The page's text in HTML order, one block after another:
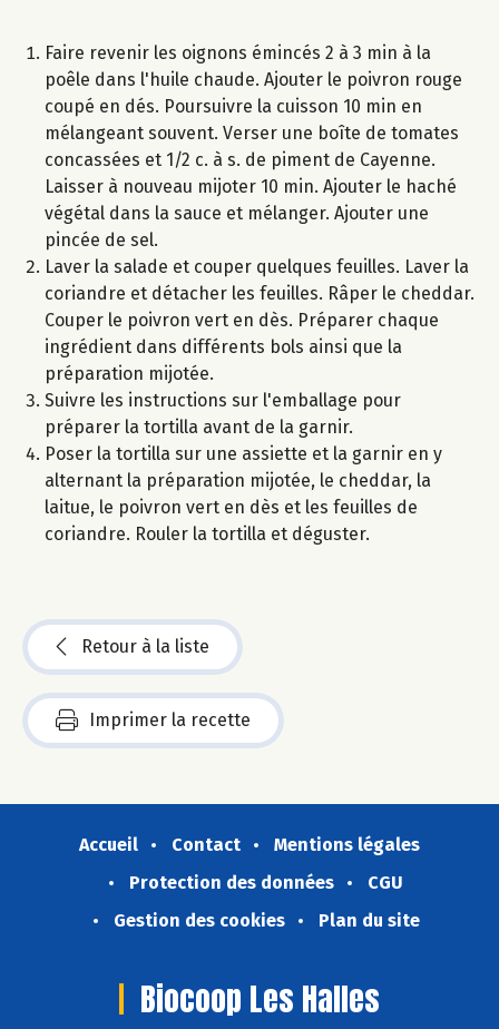
Faire revenir les oignons émincés 2 à 3 min à la
poêle dans l'huile chaude. Ajouter le poivron rouge
coupé en dés. Poursuivre la cuisson 10 min en
mélangeant souvent. Verser une boîte de tomates
concassées et 1/2 c. à s. de piment de Cayenne.
Laisser à nouveau mijoter 10 min. Ajouter le haché
végétal dans la sauce et mélanger. Ajouter une
pincée de sel.
Laver la salade et couper quelques feuilles. Laver la
coriandre et détacher les feuilles. Râper le cheddar.
Couper le poivron vert en dès. Préparer chaque
ingrédient dans différents bols ainsi que la
préparation mijotée.
Suivre les instructions sur l'emballage pour
préparer la tortilla avant de la garnir.
Poser la tortilla sur une assiette et la garnir en y
alternant la préparation mijotée, le cheddar, la
laitue, le poivron vert en dès et les feuilles de
coriandre. Rouler la tortilla et déguster.
Retour à la liste
Imprimer la recette
Accueil Contact
Mentions légales
Protection des données
CGU
Gestion des cookies
Plan du site
Biocoop Les Halles